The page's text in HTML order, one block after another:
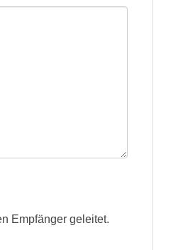
Empfänger geleitet.